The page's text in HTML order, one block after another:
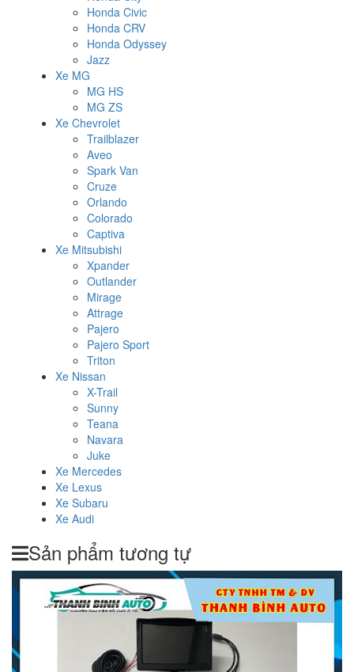
Honda Civic
Honda CRV
Honda Odyssey
Jazz
Xe MG
MG HS
MG ZS
Xe Chevrolet
Trailblazer
Aveo
Spark Van
Cruze
Orlando
Colorado
Captiva
Xe Mitsubishi
Xpander
Outlander
Mirage
Attrage
Pajero
Pajero Sport
Triton
Xe Nissan
X-Trail
Sunny
Teana
Navara
Juke
Xe Mercedes
Xe Lexus
Xe Subaru
Xe Audi
Sản phẩm tương tự